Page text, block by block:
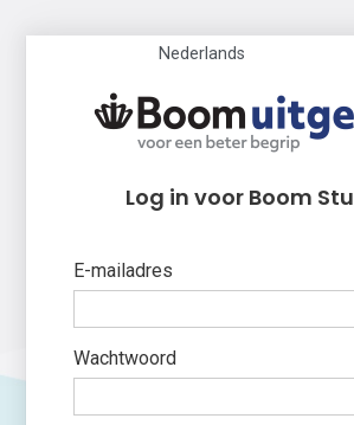
Nederlands
Log in voor Boom
E-mailadres
Wachtwoord